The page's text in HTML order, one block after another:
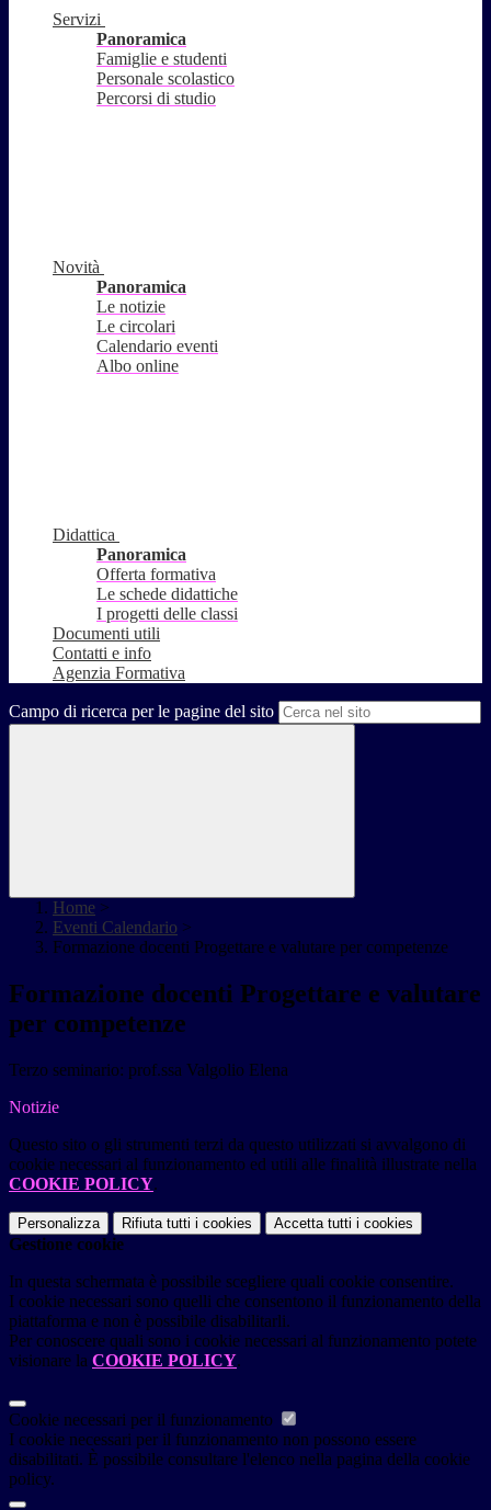
Servizi
Panoramica
Famiglie e studenti
Personale scolastico
Percorsi di studio
Novità
Panoramica
Le notizie
Le circolari
Calendario eventi
Albo online
Didattica
Panoramica
Offerta formativa
Le schede didattiche
I progetti delle classi
Documenti utili
Contatti e info
Agenzia Formativa
Campo di ricerca per le pagine del sito
Home >
Eventi Calendario >
Formazione docenti Progettare e valutare per competenze
Formazione docenti Progettare e valutare
per competenze
Terzo seminario: prof.ssa Valgolio Elena
Notizie
Questo sito o gli strumenti terzi da questo utilizzati si avvalgono di
cookie necessari al funzionamento ed utili alle finalità illustrate nella
COOKIE POLICY.
Personalizza Rifiuta tutti i cookies Accetta tutti i cookies
Gestione cookie
In questa schermata è possibile scegliere quali cookie consentire.
I cookie necessari sono quelli che consentono il funzionamento della
piattaforma e non è possibile disabilitarli.
Per conoscere quali sono i cookie necessari al funzionamento potete
visionare la COOKIE POLICY.
Cookie necessari per il funzionamento
I cookie necessari per il funzionamento non possono essere
disabilitati. È possibile consultare l'elenco nella pagina della cookie
policy.